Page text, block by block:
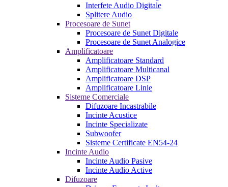
Interfete Audio Digitale
Splitere Audio
Procesoare de Sunet
Procesoare de Sunet Digitale
Procesoare de Sunet Analogice
Amplificatoare
Amplificatoare Standard
Amplificatoare Multicanal
Amplificatoare DSP
Amplificatoare Linie
Sisteme Comerciale
Difuzoare Incastrabile
Incinte Acustice
Incinte Specializate
Subwoofer
Sisteme Certificate EN54-24
Incinte Audio
Incinte Audio Pasive
Incinte Audio Active
Difuzoare